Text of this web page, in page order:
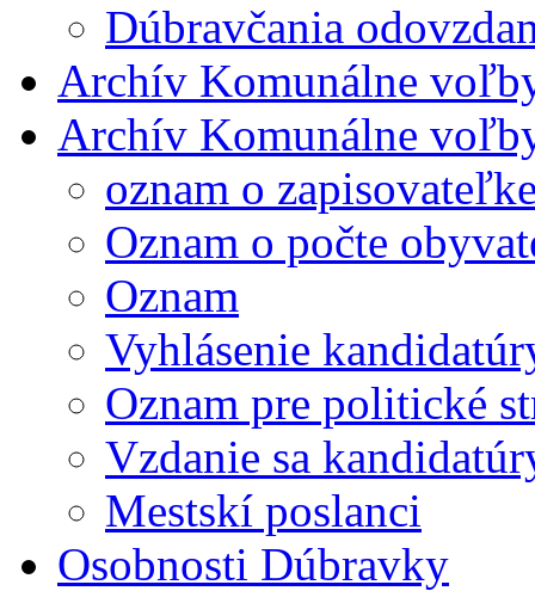
Dúbravčania
Archív Komunálne
Archív Komunálne
oznam o
Oznam o počte
Oznam
Vyhlásenie
Oznam pre politické
Vzdanie sa
Mestskí poslanci
Osobnosti Dúbravky